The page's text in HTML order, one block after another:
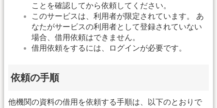
ことを確認してから依頼してください。
このサービスは、利用者が限定されています。 あ
なたがサービスの利用者として登録されていない
場合、借用依頼はできません。
借用依頼をするには、ログインが必要です。
依頼の手順
他機関の資料の借用を依頼する手順は、以下のとおりで